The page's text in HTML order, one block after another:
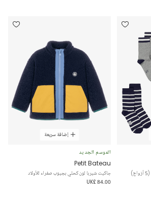
إضافة سريعة
الموسم الجديد
Petit Bateau
جاكيت شيربا لون كحلي بجيوب صفراء للأولاد
UK£ 84.00